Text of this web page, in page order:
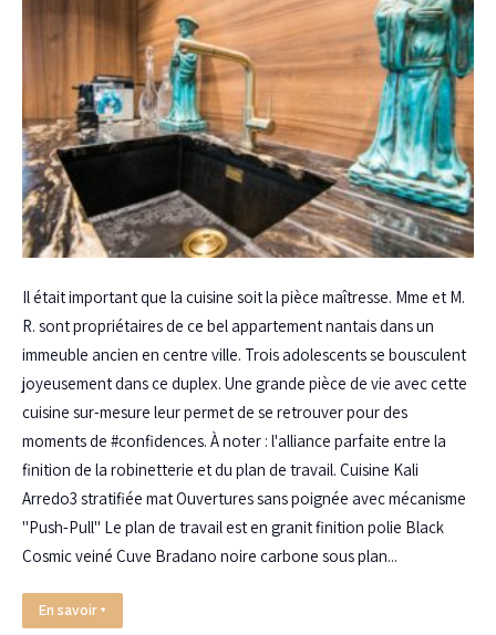
Il était important que la cuisine soit la pièce maîtresse. Mme et M.
R. sont propriétaires de ce bel appartement nantais dans un
immeuble ancien en centre ville. Trois adolescents se bousculent
joyeusement dans ce duplex. Une grande pièce de vie avec cette
cuisine sur-mesure leur permet de se retrouver pour des
moments de #confidences. À noter : l'alliance parfaite entre la
finition de la robinetterie et du plan de travail. Cuisine Kali
Arredo3 stratifiée mat Ouvertures sans poignée avec mécanisme
"Push-Pull" Le plan de travail est en granit finition polie Black
Cosmic veiné Cuve Bradano noire carbone sous plan...
En savoir +